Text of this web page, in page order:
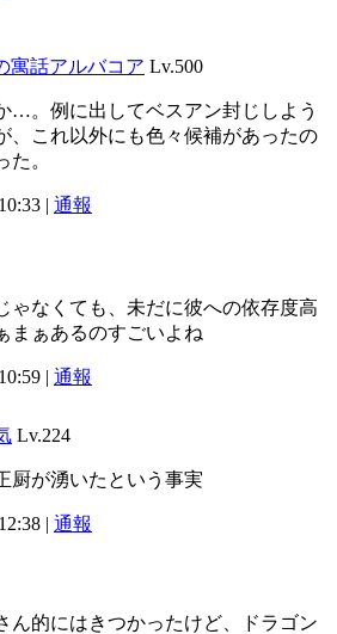
寓話アルバコア Lv.500
…。例に出してベスアン封じしよう
、これ以外にも色々候補があったの
た。
| 通報
ゃなくても、未だに彼への依存度高
まぁあるのすごいよね
| 通報
Lv.224
厨が湧いたという事実
| 通報
ん的にはきつかったけど、ドラゴン